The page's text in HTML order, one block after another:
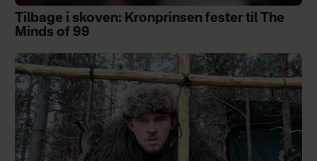
Tilbage i skoven: Kronprinsen fester til The
Minds of 99